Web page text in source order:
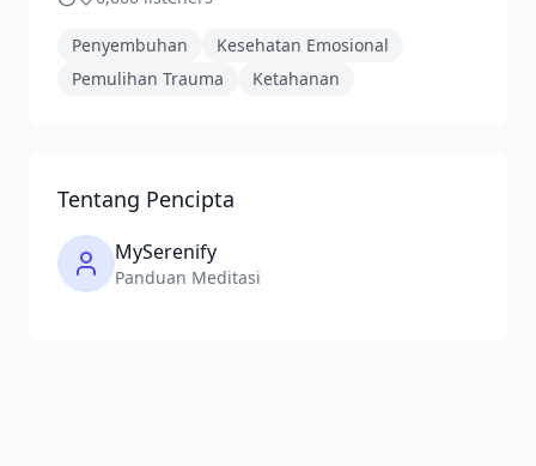
Penyembuhan
Kesehatan Emosional
Pemulihan Trauma
Ketahanan
Tentang Pencipta
MySerenify
Panduan Meditasi